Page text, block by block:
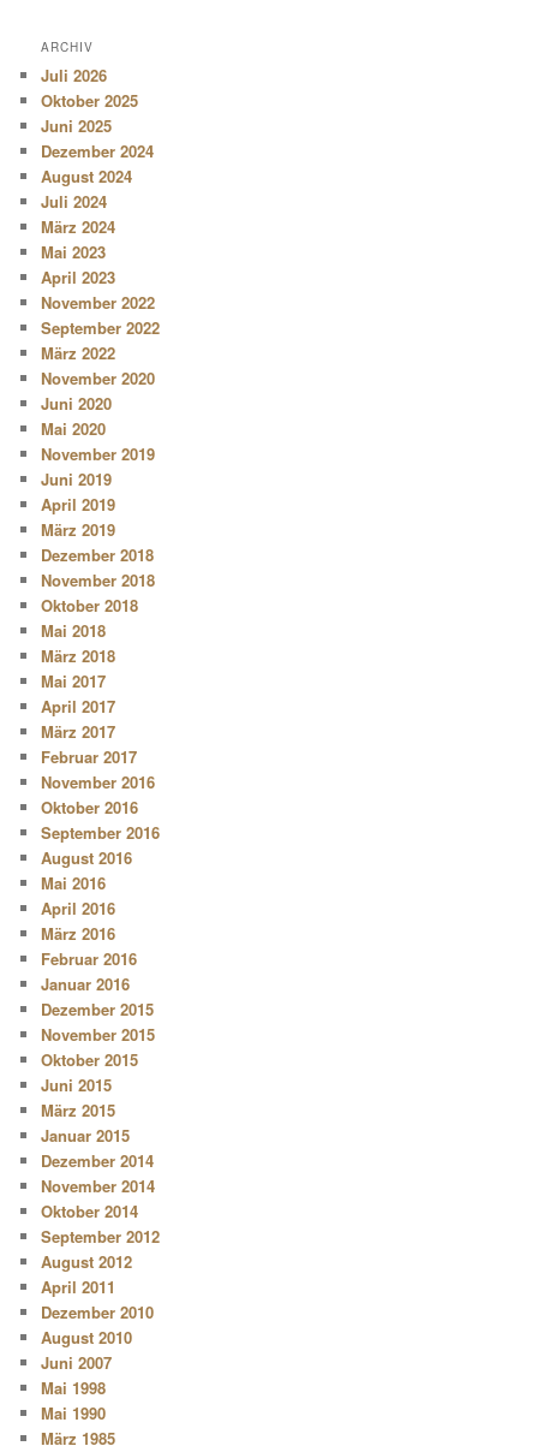
ARCHIV
Juli 2026
Oktober 2025
Juni 2025
Dezember 2024
August 2024
Juli 2024
März 2024
Mai 2023
April 2023
November 2022
September 2022
März 2022
November 2020
Juni 2020
Mai 2020
November 2019
Juni 2019
April 2019
März 2019
Dezember 2018
November 2018
Oktober 2018
Mai 2018
März 2018
Mai 2017
April 2017
März 2017
Februar 2017
November 2016
Oktober 2016
September 2016
August 2016
Mai 2016
April 2016
März 2016
Februar 2016
Januar 2016
Dezember 2015
November 2015
Oktober 2015
Juni 2015
März 2015
Januar 2015
Dezember 2014
November 2014
Oktober 2014
September 2012
August 2012
April 2011
Dezember 2010
August 2010
Juni 2007
Mai 1998
Mai 1990
März 1985